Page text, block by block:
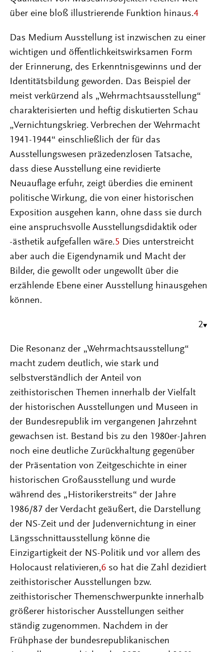
über eine bloß illustrierende Funktion hinaus.4
Das Medium Ausstellung ist inzwischen zu einer
wichtigen und öffentlichkeitswirksamen Form
der Erinnerung, des Erkenntnisgewinns und der
Identitätsbildung geworden. Das Beispiel der
meist verkürzend als „Wehrmachtsausstellung“
charakterisierten und heftig diskutierten Schau
„Vernichtungskrieg. Verbrechen der Wehrmacht
1941-1944“ einschließlich der für das
Ausstellungswesen präzedenzlosen Tatsache,
dass diese Ausstellung eine revidierte
Neuauflage erfuhr, zeigt überdies die eminent
politische Wirkung, die von einer historischen
Exposition ausgehen kann, ohne dass sie durch
eine anspruchsvolle Ausstellungsdidaktik oder
-ästhetik aufgefallen wäre.5 Dies unterstreicht
aber auch die Eigendynamik und Macht der
Bilder, die gewollt oder ungewollt über die
erzählende Ebene einer Ausstellung hinausgehen
können.
2
Die Resonanz der „Wehrmachtsausstellung“
macht zudem deutlich, wie stark und
selbstverständlich der Anteil von
zeithistorischen Themen innerhalb der Vielfalt
der historischen Ausstellungen und Museen in
der Bundesrepublik im vergangenen Jahrzehnt
gewachsen ist. Bestand bis zu den 1980er-Jahren
noch eine deutliche Zurückhaltung gegenüber
der Präsentation von Zeitgeschichte in einer
historischen Großausstellung und wurde
während des „Historikerstreits“ der Jahre
1986/87 der Verdacht geäußert, die Darstellung
der NS-Zeit und der Judenvernichtung in einer
Längsschnittausstellung könne die
Einzigartigkeit der NS-Politik und vor allem des
Holocaust relativieren,6 so hat die Zahl dezidiert
zeithistorischer Ausstellungen bzw.
zeithistorischer Themenschwerpunkte innerhalb
größerer historischer Ausstellungen seither
ständig zugenommen. Nachdem in der
Frühphase der bundesrepublikanischen